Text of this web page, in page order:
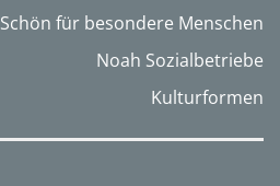
Schön für besondere Menschen
Noah Sozialbetriebe
Kulturformen